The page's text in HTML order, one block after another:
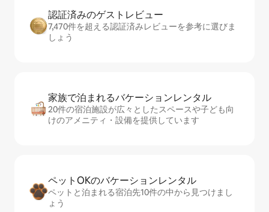
認証済みのゲ⁠ス⁠ト⁠レ⁠ビ⁠ュ⁠ー
7,470件を超える認証済みレビューを参考に選びま
しょう
家族で泊まれるバ⁠ケ⁠ー⁠シ⁠ョ⁠ンレ⁠ン⁠タ⁠ル
20件の宿泊施設が広々としたスペースや子ども向
けのアメニティ・設備を提供しています
ペットOKのバ⁠ケ⁠ー⁠シ⁠ョ⁠ンレ⁠ン⁠タ⁠ル
ペットと泊まれる宿泊先10件の中から見つけまし
ょう